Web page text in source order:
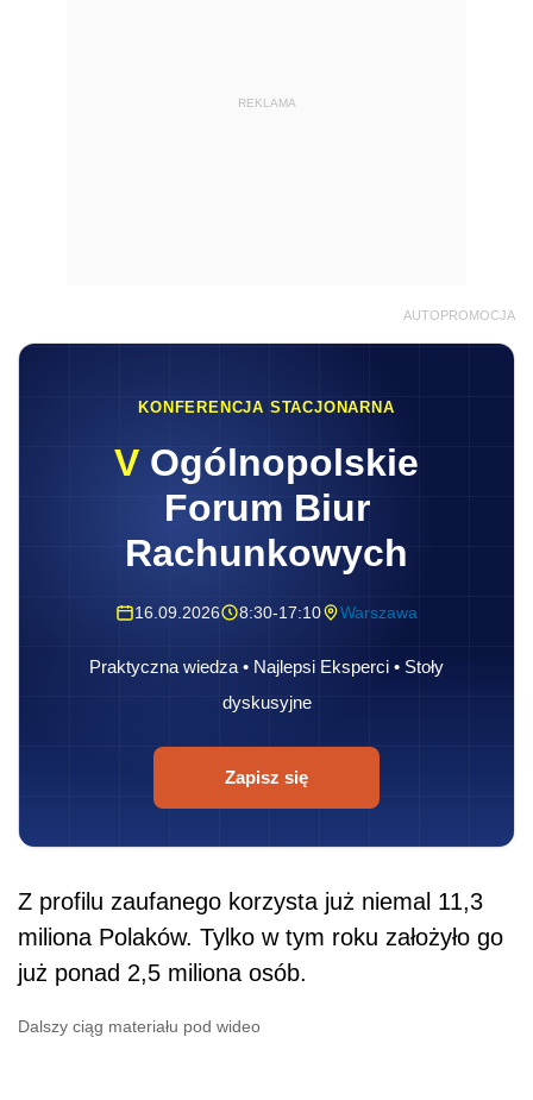
REKLAMA
AUTOPROMOCJA
KONFERENCJA STACJONARNA
V Ogólnopolskie
Forum Biur
Rachunkowych
16.09.2026 8:30-17:10 Warszawa
Praktyczna wiedza • Najlepsi Eksperci • Stoły
dyskusyjne
Zapisz się
Z profilu zaufanego korzysta już niemal 11,3
miliona Polaków. Tylko w tym roku założyło go
już ponad 2,5 miliona osób.
Dalszy ciąg materiału pod wideo